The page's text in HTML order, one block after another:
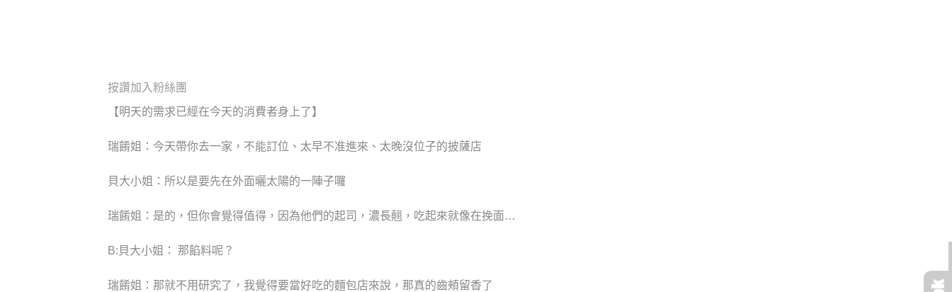
按讚加入粉絲團
【明天的需求已經在今天的消費者身上了】
瑞餚姐：今天帶你去一家，不能訂位、太早不准進來、太晚沒位子的披薩店
貝大小姐：所以是要先在外面曬太陽的一陣子囉
瑞餚姐：是的，但你會覺得值得，因為他們的起司，濃長翹，吃起來就像在挽面…
B:貝大小姐： 那餡料呢？
瑞餚姐：那就不用研究了，我覺得要當好吃的麵包店來說，那真的齒頰留香了